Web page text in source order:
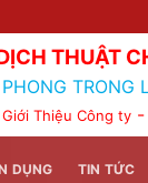
THUẬT
Giới Thiệu Công ty-
DỤNG TIN TỨC